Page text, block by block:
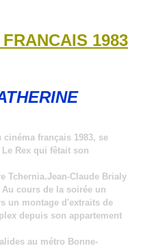
1983
cinéma français 1983, se
Rex qui fêtait son
Tchernia.Jean-Claude Brialy
cours de la soirée un
un montage d'extraits de
depuis son appartement
au métro Bonne-